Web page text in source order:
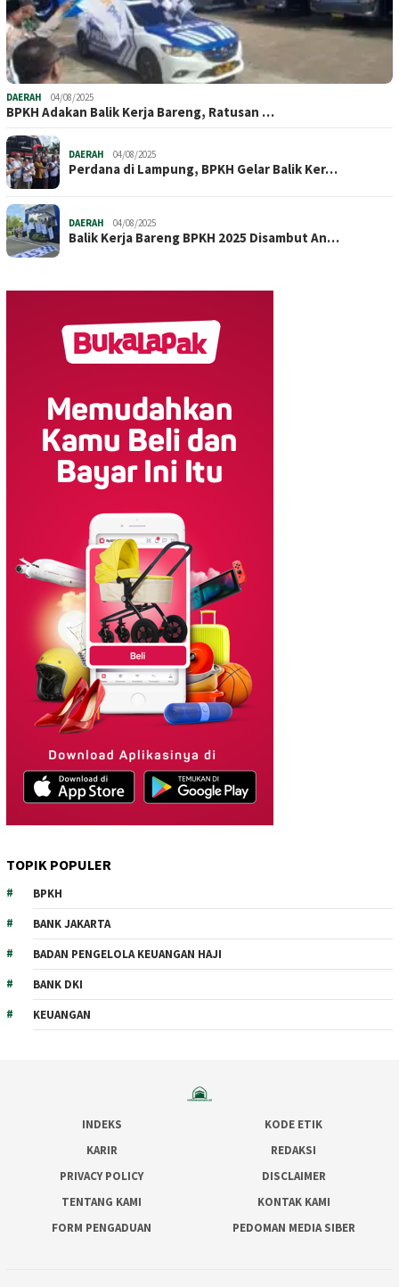
DAERAH 04/08/2025
BPKH Adakan Balik Kerja Bareng, Ratusan …
DAERAH 04/08/2025
Perdana di Lampung, BPKH Gelar Balik Ker…
DAERAH 04/08/2025
Balik Kerja Bareng BPKH 2025 Disambut An…
TOPIK POPULER
BPKH
BANK JAKARTA
BADAN PENGELOLA KEUANGAN HAJI
BANK DKI
KEUANGAN
INDEKS
KODE ETIK
KARIR
REDAKSI
PRIVACY POLICY
DISCLAIMER
TENTANG KAMI
KONTAK KAMI
FORM PENGADUAN
PEDOMAN MEDIA SIBER